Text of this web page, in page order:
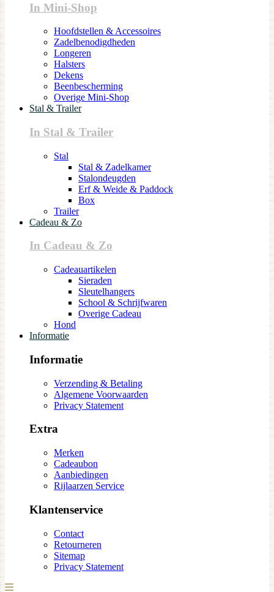
In Mini-Shop
Hoofdstellen & Accessoires
Zadelbenodigdheden
Longeren
Halsters
Dekens
Beenbescherming
Overige Mini-Shop
Stal & Trailer
In Stal & Trailer
Stal
Stal & Zadelkamer
Stalondeugden
Erf & Weide & Paddock
Box
Trailer
Cadeau & Zo
In Cadeau & Zo
Cadeauartikelen
Sieraden
Sleutelhangers
School & Schrijfwaren
Overige Cadeau
Hond
Informatie
Informatie
Verzending & Betaling
Algemene Voorwaarden
Privacy Statement
Extra
Merken
Cadeaubon
Aanbiedingen
Rijlaarzen Service
Klantenservice
Contact
Retourneren
Sitemap
Privacy Statement